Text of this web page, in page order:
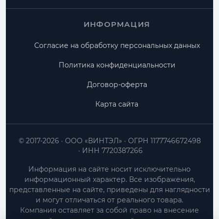
ИНФОРМАЦИЯ
Согласие на обработку персональных данных
Политика конфиденциальности
Договор-оферта
Карта сайта
ООО «ВИНТЭЛ»
ОГРН 1177746672498
ИНН 7720387266
© 2017-2026
Информация на сайте носит исключительно
информационный характер. Все изображения,
представленные на сайте, приведены для наглядности
и могут отличаться от реального товара.
Компания оставляет за собой право на внесение